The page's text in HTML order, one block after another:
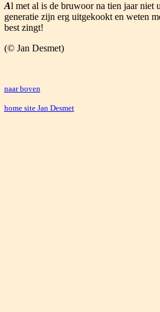
Al met al is de bruwoor na tien jaar niet
generatie zijn erg uitgekookt en weten
best zingt!
(© Jan Desmet)
naar boven
home site Jan Desmet